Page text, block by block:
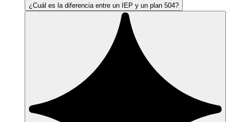
¿Cuál es la diferencia entre un IEP y un plan 504?